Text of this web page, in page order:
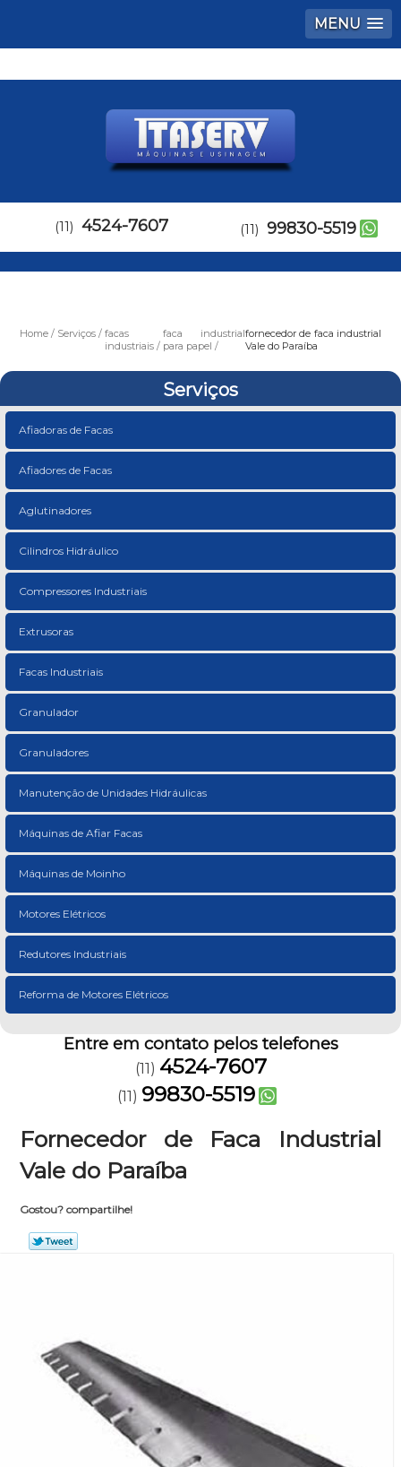
MENU
(11) 4524-7607 (11) 99830-5519
Home Serviços
facas
industriais
faca industrial
para papel
fornecedor de faca industrial
Vale do Paraíba
Serviços
Afiadoras de Facas
Afiadores de Facas
Aglutinadores
Cilindros Hidráulico
Compressores Industriais
Extrusoras
Facas Industriais
Granulador
Granuladores
Manutenção de Unidades Hidráulicas
Máquinas de Afiar Facas
Máquinas de Moinho
Motores Elétricos
Redutores Industriais
Reforma de Motores Elétricos
Entre em contato pelos telefones
(11) 4524-7607
(11) 99830-5519
Fornecedor de Faca Industrial
Vale do Paraíba
Gostou? compartilhe!